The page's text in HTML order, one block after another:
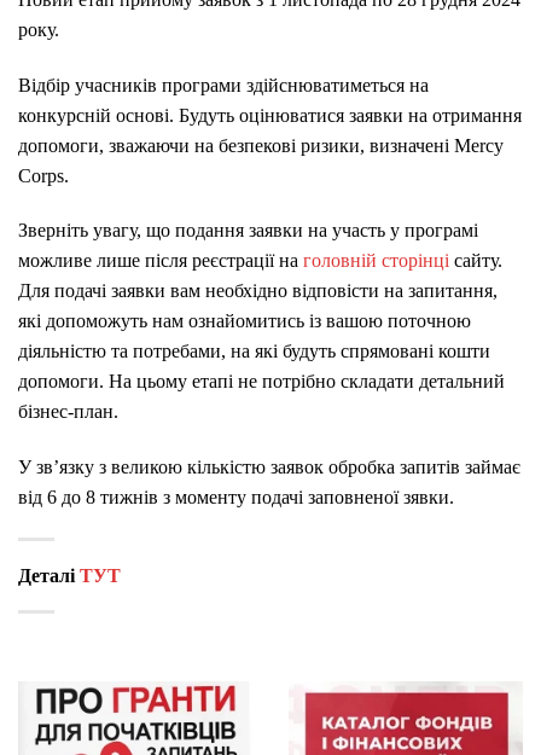
року.
Відбір учасників програми здійснюватиметься на
конкурсній основі. Будуть оцінюватися заявки на отримання
допомоги, зважаючи на безпекові ризики, визначені Mercy
Corps.
Зверніть увагу, що подання заявки на участь у програмі
можливе лише після реєстрації на головній сторінці сайту.
Для подачі заявки вам необхідно відповісти на запитання,
які допоможуть нам ознайомитись із вашою поточною
діяльністю та потребами, на які будуть спрямовані кошти
допомоги. На цьому етапі не потрібно складати детальний
бізнес-план.
У зв’язку з великою кількістю заявок обробка запитів займає
від 6 до 8 тижнів з моменту подачі заповненої зявки.
Деталі ТУТ